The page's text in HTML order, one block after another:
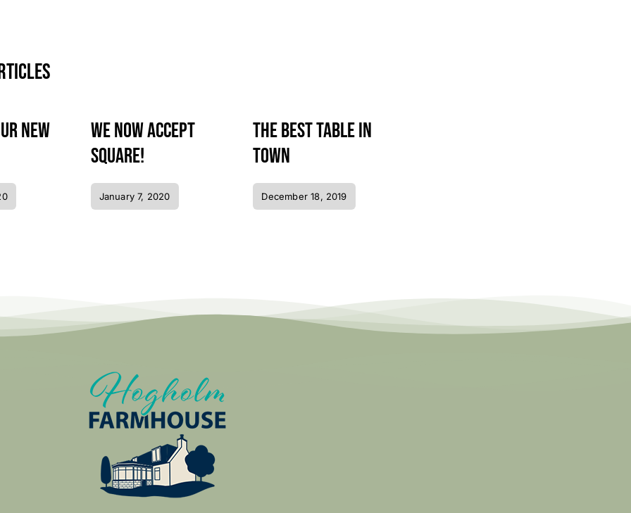
new
We now accept
Square!
January 7, 2020
The best table in
town
December 18, 2019